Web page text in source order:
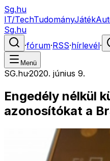
Sg.hu
IT/TechTudományJáték
Sg.hu
·fórum·RSS·hírlevél·
Menü
SG.hu·2020. június 9.
Engedély nélkül
azonosítókat a